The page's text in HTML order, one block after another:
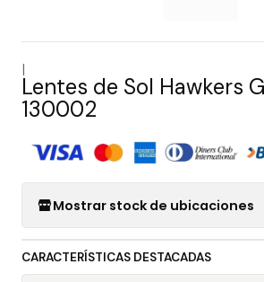
|
Lentes de Sol Hawkers
130002
Mostrar stock de ubicaciones
CARACTERÍSTICAS DESTACADAS